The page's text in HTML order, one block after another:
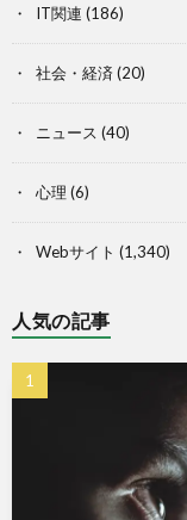
IT関連 (186)
社会・経済 (20)
ニュース (40)
心理 (6)
Webサイト (1,340)
人気の記事